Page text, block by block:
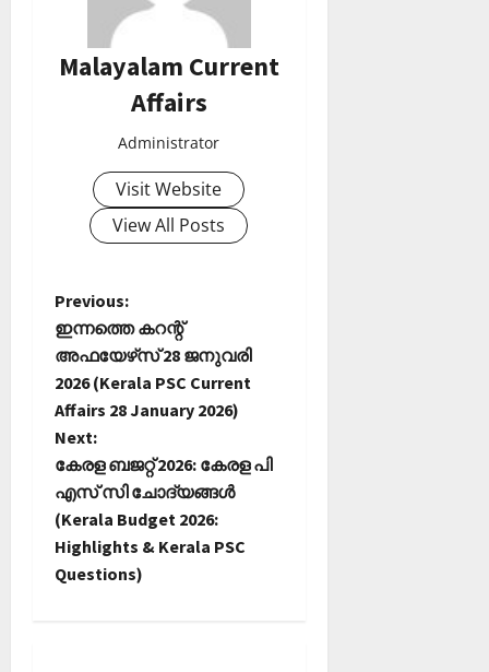
Malayalam Current
Affairs
Administrator
Visit Website
View All Posts
P
o
s
t
n
a
v
Previous:
ഇന്നത്തെ കറന്റ്
അഫയേഴ്‌സ് 28 ജനുവരി
2026 (Kerala PSC Current
Affairs 28 January 2026)
Next:
കേരള ബജറ്റ് 2026: കേരള പി
എസ് സി ചോദ്യങ്ങള്‍
(Kerala Budget 2026:
Highlights & Kerala PSC
Questions)